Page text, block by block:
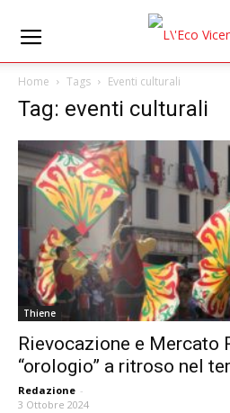
Home Tags Eventi culturali
Tag: eventi culturali
Thiene
Rievocazione e Mercato
“orologio” a ritroso nel
Redazione -
3 Ottobre 2024